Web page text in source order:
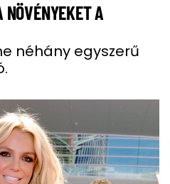
NÖVÉNYEKET A
néhány egyszerű